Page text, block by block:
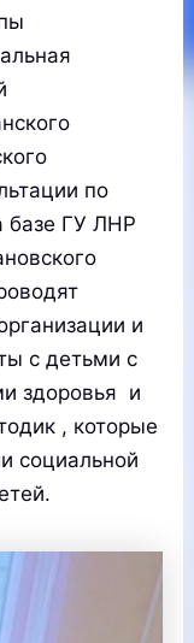
по
базе ГУ ЛНР
и
с детьми с
здоровья и
, которые
социальной